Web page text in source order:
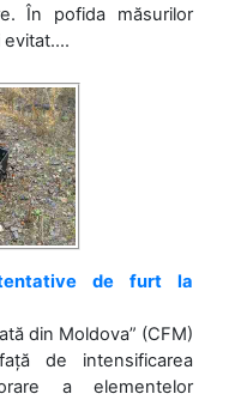
În pofida măsurilor
de furt la
din Moldova” (CFM)
de intensificarea
a elementelor